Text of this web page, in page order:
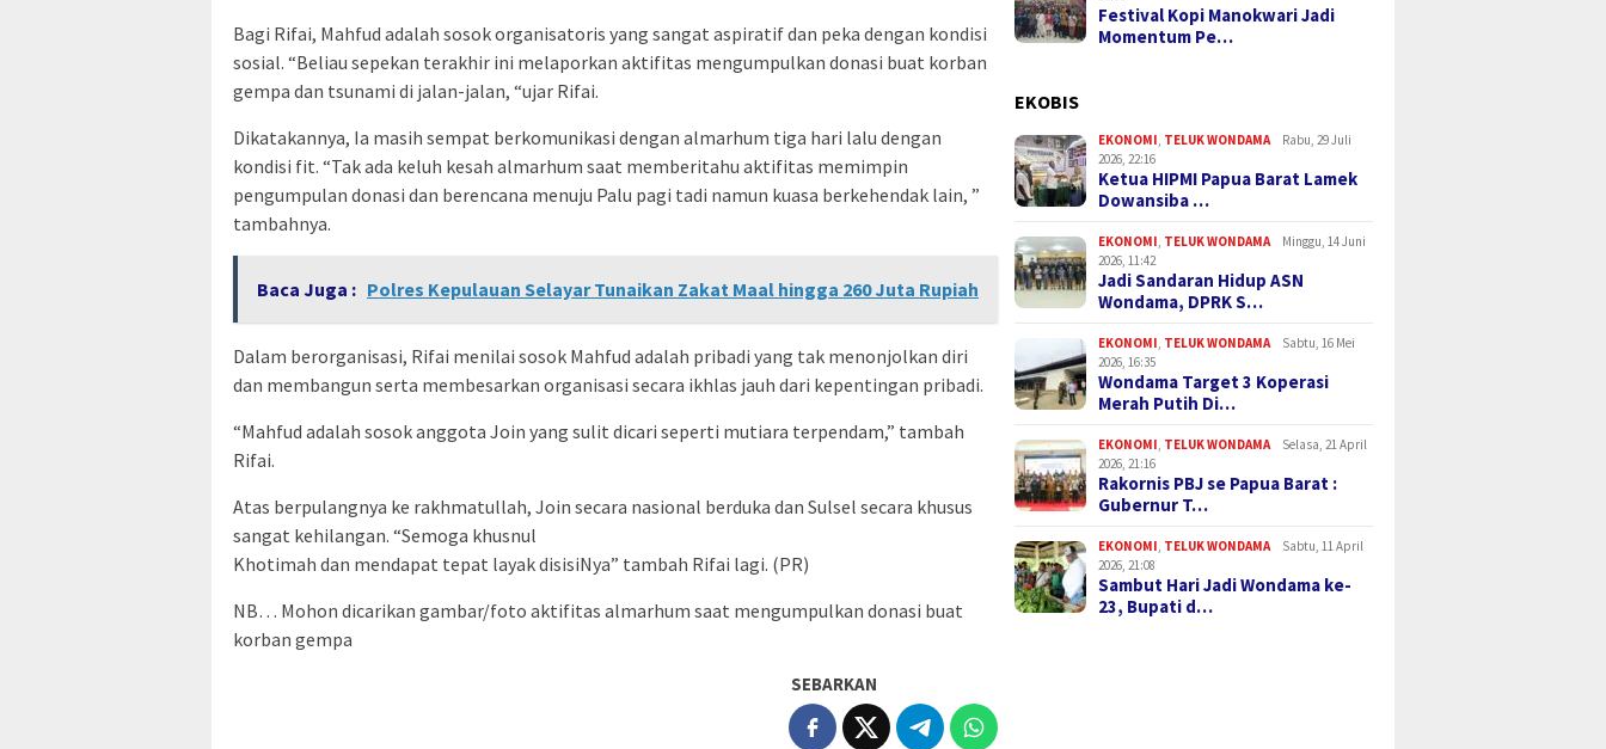
Bagi Rifai, Mahfud adalah sosok organisatoris yang sangat aspiratif dan peka dengan kondisi
sosial. “Beliau sepekan terakhir ini melaporkan aktifitas mengumpulkan donasi buat korban
gempa dan tsunami di jalan-jalan, “ujar Rifai.
Dikatakannya, Ia masih sempat berkomunikasi dengan almarhum tiga hari lalu dengan
kondisi fit. “Tak ada keluh kesah almarhum saat memberitahu aktifitas memimpin
pengumpulan donasi dan berencana menuju Palu pagi tadi namun kuasa berkehendak lain, ”
tambahnya.
Baca Juga : Polres Kepulauan Selayar Tunaikan Zakat Maal hingga 260 Juta Rupiah
Dalam berorganisasi, Rifai menilai sosok Mahfud adalah pribadi yang tak menonjolkan diri
dan membangun serta membesarkan organisasi secara ikhlas jauh dari kepentingan pribadi.
“Mahfud adalah sosok anggota Join yang sulit dicari seperti mutiara terpendam,” tambah
Rifai.
Atas berpulangnya ke rakhmatullah, Join secara nasional berduka dan Sulsel secara khusus
sangat kehilangan. “Semoga khusnul
Khotimah dan mendapat tepat layak disisiNya” tambah Rifai lagi. (PR)
NB… Mohon dicarikan gambar/foto aktifitas almarhum saat mengumpulkan donasi buat
korban gempa
SEBARKAN
Festival Kopi Manokwari Jadi
Momentum Pe…
EKOBIS
EKONOMI TELUK WONDAMA
Rabu, 29 Juli
2026, 22:16
Ketua HIPMI Papua Barat Lamek
Dowansiba …
EKONOMI TELUK WONDAMA
Minggu, 14 Juni
2026, 11:42
Jadi Sandaran Hidup ASN
Wondama, DPRK S…
EKONOMI TELUK WONDAMA
Sabtu, 16 Mei
2026, 16:35
Wondama Target 3 Koperasi
Merah Putih Di…
EKONOMI TELUK WONDAMA
Selasa, 21 April
2026, 21:16
Rakornis PBJ se Papua Barat :
Gubernur T…
EKONOMI TELUK WONDAMA
Sabtu, 11 April
2026, 21:08
Sambut Hari Jadi Wondama ke-
23, Bupati d…